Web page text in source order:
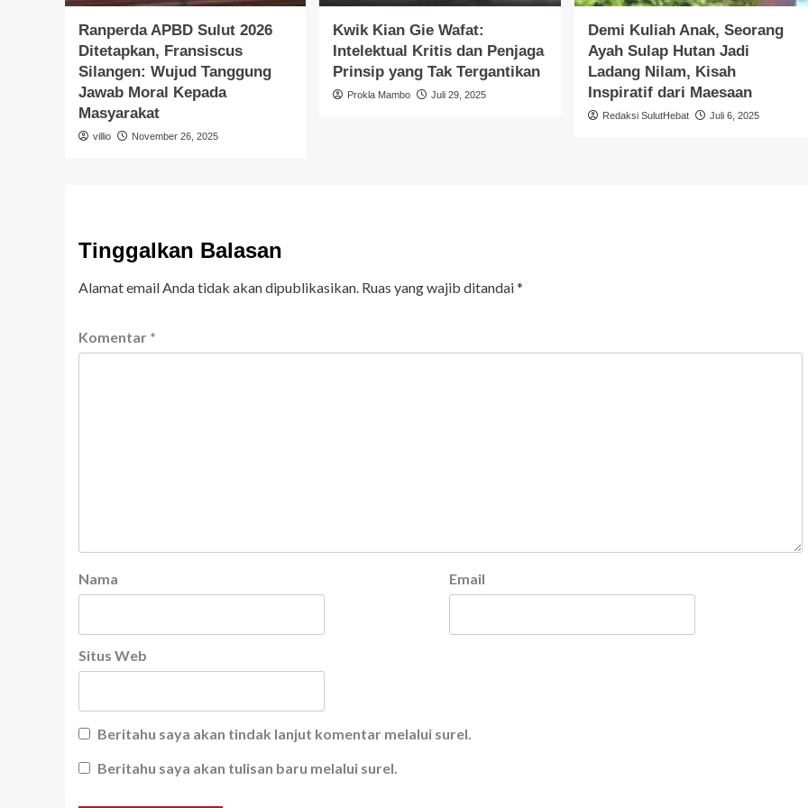
Ranperda APBD Sulut 2026
Ditetapkan, Fransiscus
Silangen: Wujud Tanggung
Jawab Moral Kepada
Masyarakat
villio November 26, 2025
Kwik Kian Gie Wafat:
Intelektual Kritis dan Penjaga
Prinsip yang Tak Tergantikan
Prokla Mambo Juli 29, 2025
Demi Kuliah Anak, Seorang
Ayah Sulap Hutan Jadi
Ladang Nilam, Kisah
Inspiratif dari Maesaan
Redaksi SulutHebat Juli 6, 2025
Tinggalkan Balasan
Alamat email Anda tidak akan dipublikasikan. Ruas yang wajib ditandai*
Komentar *
Nama Email
Situs Web
Beritahu saya akan tindak lanjut komentar melalui surel.
Beritahu saya akan tulisan baru melalui surel.